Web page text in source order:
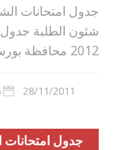
2012 محافظة بورسعيد ...
28/11/2011
جدول امتحانات